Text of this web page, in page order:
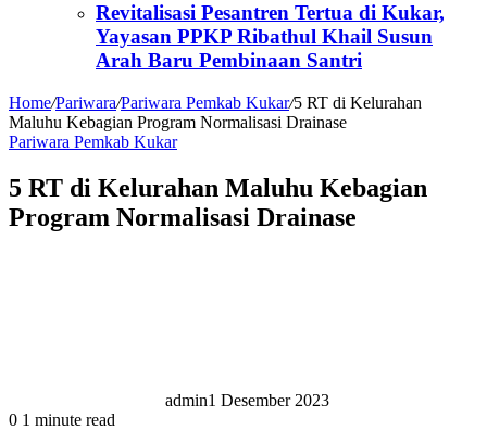
Revitalisasi Pesantren Tertua di Kukar,
Yayasan PPKP Ribathul Khail Susun
Arah Baru Pembinaan Santri
Home/Pariwara/Pariwara Pemkab Kukar/5 RT di Kelurahan
Maluhu Kebagian Program Normalisasi Drainase
Pariwara Pemkab Kukar
5 RT di Kelurahan Maluhu Kebagian
Program Normalisasi Drainase
admin1 Desember 2023
0 1 minute read